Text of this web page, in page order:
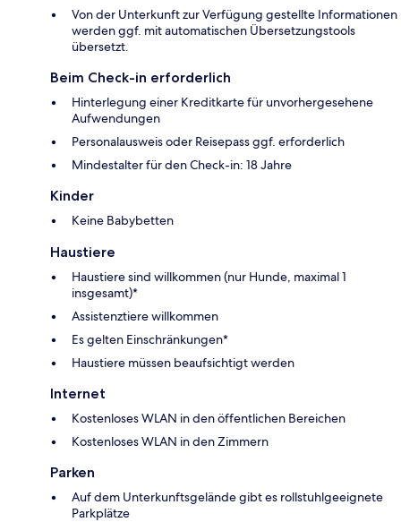
Von der Unterkunft zur Verfügung gestellte Informationen
werden ggf. mit automatischen Übersetzungstools
übersetzt.
Beim Check-in erforderlich
Hinterlegung einer Kreditkarte für unvorhergesehene
Aufwendungen
Personalausweis oder Reisepass ggf. erforderlich
Mindestalter für den Check-in: 18 Jahre
Kinder
Keine Babybetten
Haustiere
Haustiere sind willkommen (nur Hunde, maximal 1
insgesamt)*
Assistenztiere willkommen
Es gelten Einschränkungen*
Haustiere müssen beaufsichtigt werden
Internet
Kostenloses WLAN in den öffentlichen Bereichen
Kostenloses WLAN in den Zimmern
Parken
Auf dem Unterkunftsgelände gibt es rollstuhlgeeignete
Parkplätze